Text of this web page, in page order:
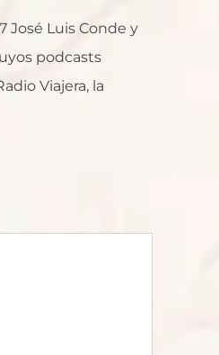
José Luis Conde y
podcasts
Viajera, la